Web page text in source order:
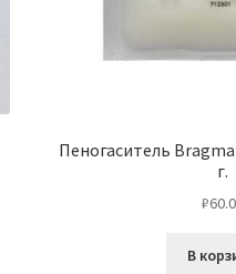
Пеногаситель
г.
₽
В